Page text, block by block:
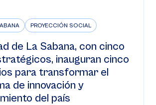
PROYECCIÓN SOCIAL
de La Sabana, con cinco
inauguran cinco
para transformar el
de innovación y
del país